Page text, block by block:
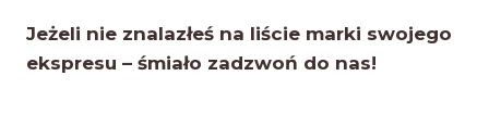
Jeżeli nie znalazłeś na liście marki swojego
ekspresu – śmiało zadzwoń do nas!